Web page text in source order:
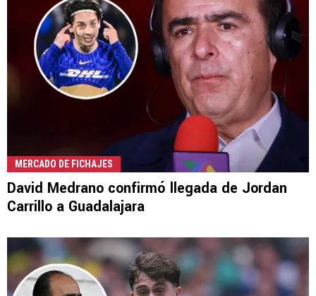
MERCADO DE FICHAJES
David Medrano confirmó llegada de Jordan
Carrillo a Guadalajara